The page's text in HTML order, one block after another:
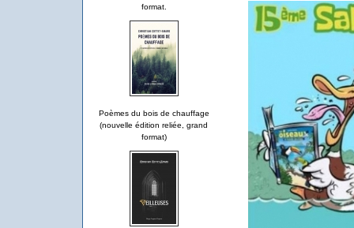
format.
Poèmes du bois de chauffage
(nouvelle édition reliée, grand
format)